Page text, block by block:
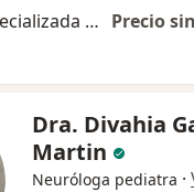
Consulta especializada en neurología infantil Precio
Dra. Divahia
Martin
Neuróloga pediatra ·